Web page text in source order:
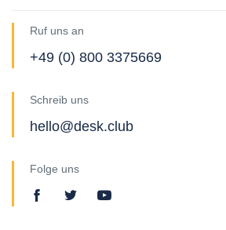
Ruf uns an
+49 (0) 800 3375669
Schreib uns
hello@desk.club
Folge uns